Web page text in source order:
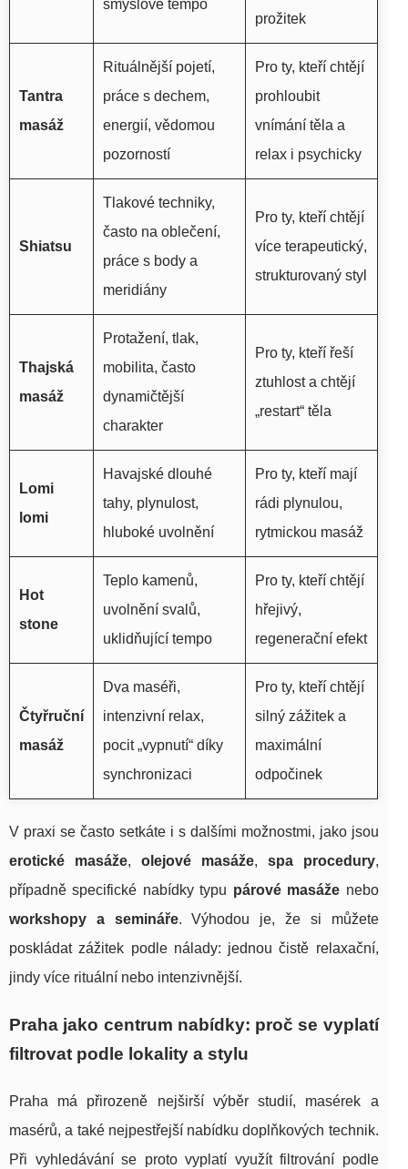
smyslové tempo
prožitek
Tantra
masáž
Rituálnější pojetí,
práce s dechem,
energií, vědomou
pozorností
Pro ty, kteří chtějí
prohloubit
vnímání těla a
relax i psychicky
Shiatsu
Tlakové techniky,
často na oblečení,
práce s body a
meridiány
Pro ty, kteří chtějí
více terapeutický,
strukturovaný styl
Thajská
masáž
Protažení, tlak,
mobilita, často
dynamičtější
charakter
Pro ty, kteří řeší
ztuhlost a chtějí
„restart“ těla
Lomi
lomi
Havajské dlouhé
tahy, plynulost,
hluboké uvolnění
Pro ty, kteří mají
rádi plynulou,
rytmickou masáž
Hot
stone
Teplo kamenů,
uvolnění svalů,
uklidňující tempo
Pro ty, kteří chtějí
hřejivý,
regenerační efekt
Čtyřruční
masáž
Dva maséři,
intenzivní relax,
pocit „vypnutí“ díky
synchronizaci
Pro ty, kteří chtějí
silný zážitek a
maximální
odpočinek
V praxi se často setkáte i s dalšími možnostmi, jako jsou
erotické masáže, olejové masáže, spa procedury,
případně specifické nabídky typu párové masáže nebo
workshopy a semináře. Výhodou je, že si můžete
poskládat zážitek podle nálady: jednou čistě relaxační,
jindy více rituální nebo intenzivnější.
Praha jako centrum nabídky: proč se vyplatí
filtrovat podle lokality a stylu
Praha má přirozeně nejširší výběr studií, masérek a
masérů, a také nejpestřejší nabídku doplňkových technik.
Při vyhledávání se proto vyplatí využít filtrování podle